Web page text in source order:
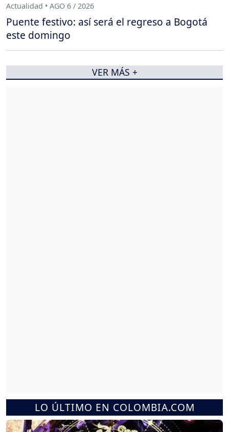
LO ÚLTIMO EN COLOMBIA.COM
Actualidad • AGO 6 / 2026
Puente festivo: así será el regreso a Bogotá
este domingo
VER MÁS +